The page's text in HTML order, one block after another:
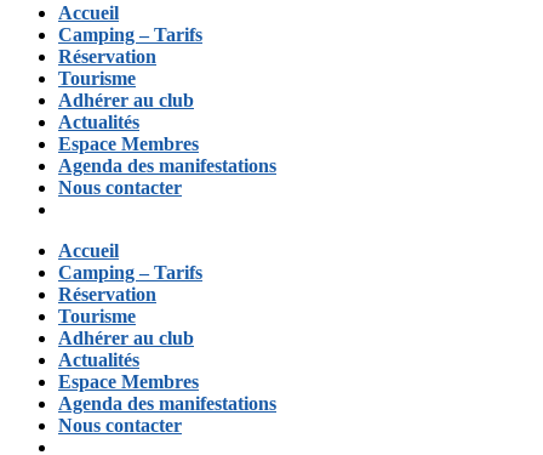
Accueil
Camping – Tarifs
Réservation
Tourisme
Adhérer au club
Actualités
Espace Membres
Agenda des manifestations
Nous contacter
Accueil
Camping – Tarifs
Réservation
Tourisme
Adhérer au club
Actualités
Espace Membres
Agenda des manifestations
Nous contacter